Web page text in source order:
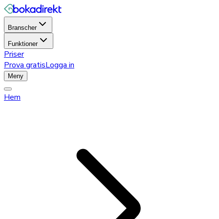
Branscher
Funktioner
Priser
Prova gratisLogga in
Meny
Hem